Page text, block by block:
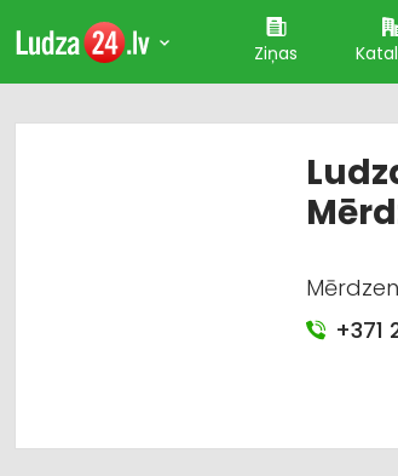
Ziņas
+371